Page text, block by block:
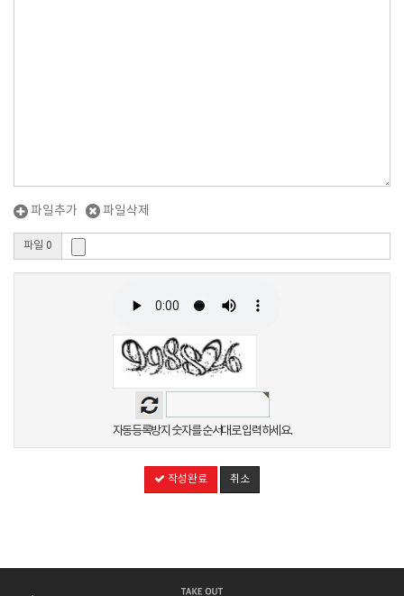
파일추가 파일삭제
파일 0
자동등록방지 숫자를 순서대로 입력하세요.
작성완료 취소